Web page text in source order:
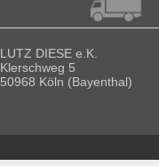
LUTZ DIESE e.K.
Klerschweg 5
50968 Köln (Bayenthal)